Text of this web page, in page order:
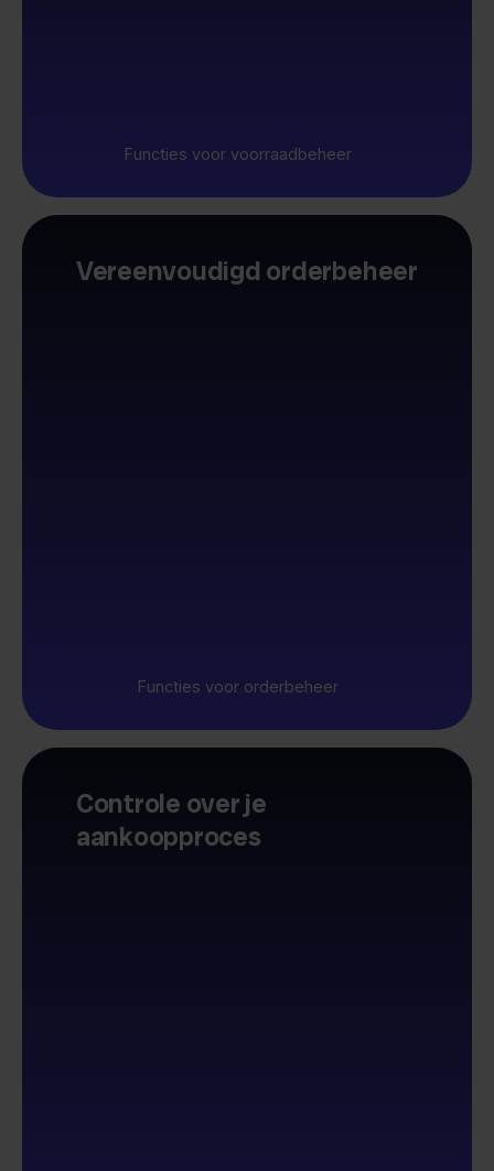
Functies voor voorraadbeheer
Vereenvoudigd orderbeheer
Functies voor orderbeheer
Controle over je
aankoopproces